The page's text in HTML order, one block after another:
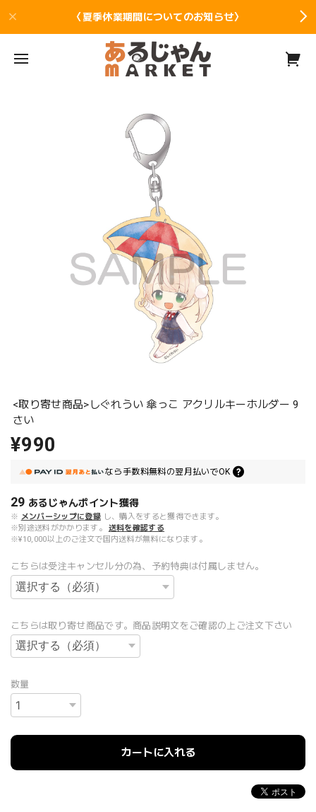
〈夏季休業期間についてのお知らせ〉
<取り寄せ商品>しぐれうい 傘っこ アクリルキーホルダー 9
さい
¥990
なら 手数料無料の翌月払いでOK
29 あるじゃんポイント獲得
※ メンバーシップに登録 し、購入をすると獲得できます。
※別途送料がかかります。
送料を確認する
※¥10,000以上のご注文で国内送料が無料になります。
こちらは受注キャンセル分の為、予約特典は付属しません。
こちらは取り寄せ商品です。商品説明文をご確認の上ご注文下さい
数量
カートに入れる